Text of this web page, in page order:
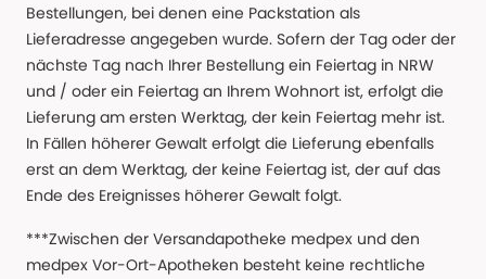
Bestellungen, bei denen eine Packstation als
Lieferadresse angegeben wurde. Sofern der Tag oder der
nächste Tag nach Ihrer Bestellung ein Feiertag in NRW
und / oder ein Feiertag an Ihrem Wohnort ist, erfolgt die
Lieferung am ersten Werktag, der kein Feiertag mehr ist.
In Fällen höherer Gewalt erfolgt die Lieferung ebenfalls
erst an dem Werktag, der keine Feiertag ist, der auf das
Ende des Ereignisses höherer Gewalt folgt.
***Zwischen der Versandapotheke medpex und den
medpex Vor-Ort-Apotheken besteht keine rechtliche